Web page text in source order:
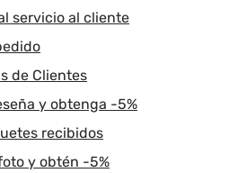
servicio al cliente
de Clientes
y obtenga -5%
recibidos
y obtén -5%